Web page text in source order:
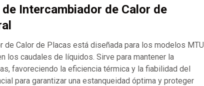
Intercambiador de Calor de
Calor de Placas está diseñada para los modelos MTU
los caudales de líquidos. Sirve para mantener la
favoreciendo la eficiencia térmica y la fiabilidad del
para garantizar una estanqueidad óptima y proteger